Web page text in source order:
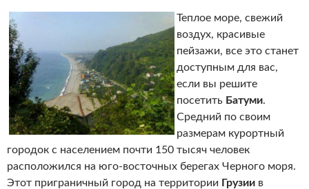
Теплое море, свежий
воздух, красивые
пейзажи, все это станет
доступным для вас,
если вы решите
посетить Батуми.
Средний по своим
размерам курортный
городок с населением почти 150 тысяч человек
расположился на юго-восточных берегах Черного моря.
Этот приграничный город на территории Грузии в